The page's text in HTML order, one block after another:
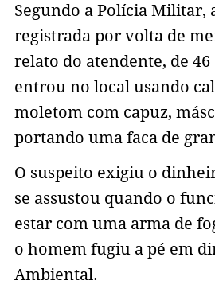
Segundo a Polícia Militar,
registrada por volta de
relato do atendente, de
entrou no local usando
moletom com capuz,
portando uma faca de
O suspeito exigiu o
se assustou quando o
estar com uma arma de
o homem fugiu a pé em
Ambiental.